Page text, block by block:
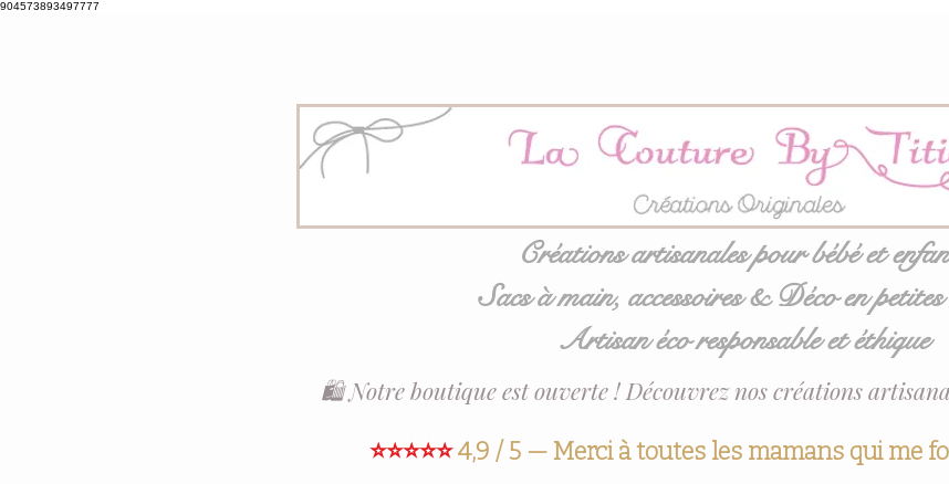
904573893497777
Créations artisanales pour bébé et
Sacs à main, accessoires & Déco en petites
Artisan éco responsable et éthique
⭐⭐⭐⭐⭐4,9 / 5 — Merci à toutes les mamans qui me
🛍️ Notre boutique est ouverte ! Découvrez nos créations